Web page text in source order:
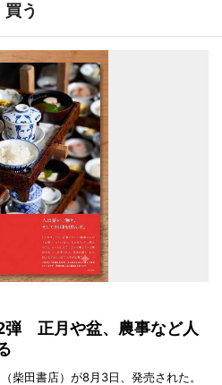
買う
弾 正月や盆、農事など人
柴田書店）が8月3日、発売された。